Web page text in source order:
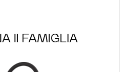
II FAMIGLIA